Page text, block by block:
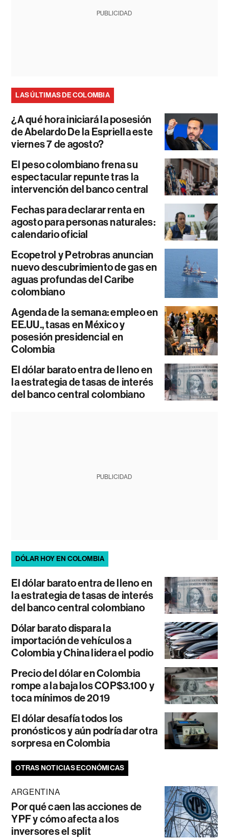
PUBLICIDAD
LAS ÚLTIMAS DE COLOMBIA
¿A qué hora iniciará la posesión
de Abelardo De la Espriella este
viernes 7 de agosto?
El peso colombiano frena su
espectacular repunte tras la
intervención del banco central
Fechas para declarar renta en
agosto para personas naturales:
calendario oficial
Ecopetrol y Petrobras anuncian
nuevo descubrimiento de gas en
aguas profundas del Caribe
colombiano
Agenda de la semana: empleo en
EE.UU., tasas en México y
posesión presidencial en
Colombia
El dólar barato entra de lleno en
la estrategia de tasas de interés
del banco central colombiano
PUBLICIDAD
DÓLAR HOY EN COLOMBIA
El dólar barato entra de lleno en
la estrategia de tasas de interés
del banco central colombiano
Dólar barato dispara la
importación de vehículos a
Colombia y China lidera el podio
Precio del dólar en Colombia
rompe a la baja los COP$3.100 y
toca mínimos de 2019
El dólar desafía todos los
pronósticos y aún podría dar otra
sorpresa en Colombia
OTRAS NOTICIAS ECONÓMICAS
ARGENTINA
Por qué caen las acciones de
YPF y cómo afecta a los
inversores el split